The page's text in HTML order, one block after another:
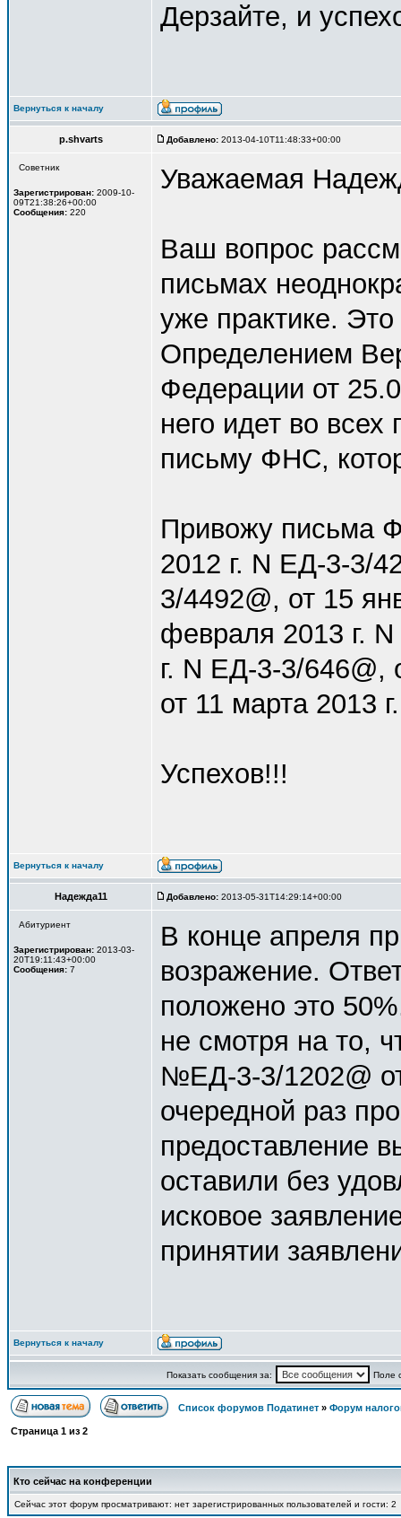
Дерзайте, и
Вернуться к началу
p.shvarts Добавлено: 2013-04-10T11:48:33+00:00
Советник
Зарегистрирован: 2009-10-
09T21:38:26+00:00
Сообщения: 220
Уважаемая
Ваш вопрос
письмах
уже практике.
Определением
Федерации от
него идет во
письму ФНС,
Привожу письма
2012 г. N ЕД-3-3/
3/4492@, от 15
февраля 2013 г.
г. N ЕД-3-3/646@,
от 11 марта 2013
Успехов!!!
Вернуться к началу
Надежда11 Добавлено: 2013-05-31T14:29:14+00:00
Абитуриент
Зарегистрирован: 2013-03-
20T19:11:43+00:00
Сообщения: 7
В конце апреля
возражение.
положено это
не смотря на то,
№ЕД-3-3/1202@
очередной раз
предоставление
оставили без
исковое
принятии
Вернуться к началу
Показать сообщения за: Поле
Список форумов Податинет » Форум
Страница 1 из 2
Кто сейчас на конференции
Сейчас этот форум просматривают: нет зарегистрированных пользователей и гости: 2